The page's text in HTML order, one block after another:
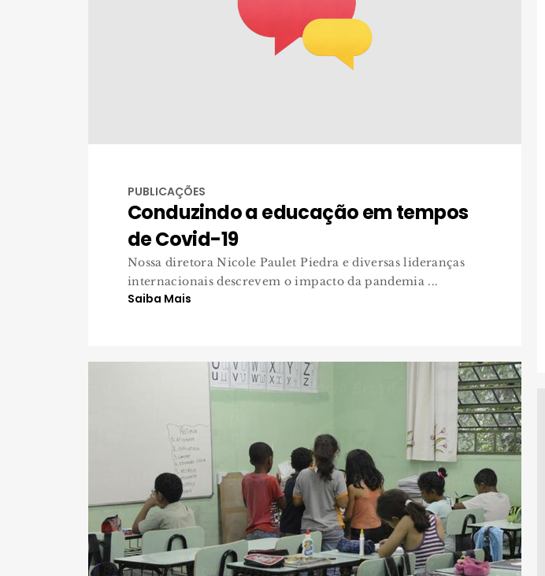
PUBLICAÇÕES
Conduzindo a educação em tempos
de Covid-19
Nossa diretora Nicole Paulet Piedra e diversas lideranças
internacionais descrevem o impacto da pandemia ...
Saiba Mais